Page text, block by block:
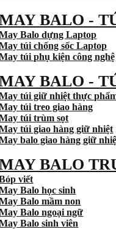
BALO -
Balo dựng Laptop
túi chống sốc Laptop
túi phụ kiện công nghệ
BALO -
túi giữ nhiệt thực
túi treo giao hàng
túi trùm sọt
túi giao hàng giữ nhiệt
balo giao hàng giữ
BALO
viết
Balo học sinh
Balo mầm non
Balo ngoại ngữ
Balo sinh viên